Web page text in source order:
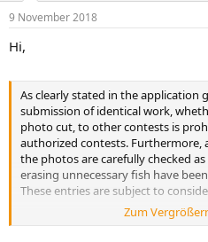
9 November 2018
Hi,
As clearly stated in the application
submission of identical work,
photo cut, to other contests is
authorized contests.
the photos are carefully checked
erasing unnecessary fish have
These entries are subject to
The Steering Committee will
Zum